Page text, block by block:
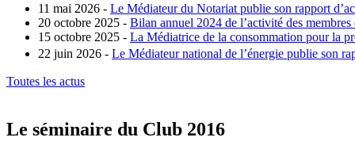
11 mai 2026 - Le Médiateur du Notariat publie son rapport
20 octobre 2025 - Bilan annuel 2024 de l’activité des
15 octobre 2025 - La Médiatrice de la consommation pour la
22 juin 2026 - Le Médiateur national de l’énergie publie son
Toutes les actus
Le séminaire du Club 2016